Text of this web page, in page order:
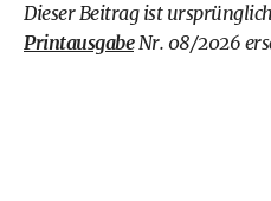
Dieser Beitrag ist
PrintausgabeNr. 08/2026